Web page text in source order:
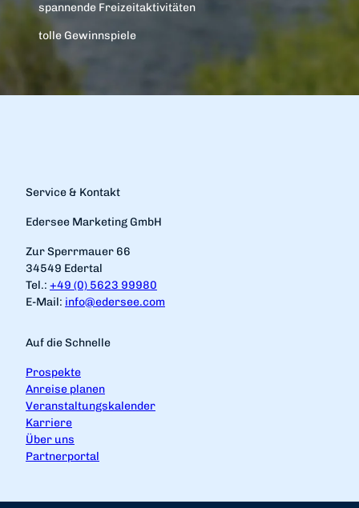
spannende Freizeitaktivitäten
tolle Gewinnspiele
Service & Kontakt
Edersee Marketing GmbH
Zur Sperrmauer 66
34549 Edertal
Tel.: +49 (0) 5623 99980
E-Mail: info@edersee.com
Auf die Schnelle
Prospekte
Anreise planen
Veranstaltungskalender
Karriere
Über uns
Partnerportal